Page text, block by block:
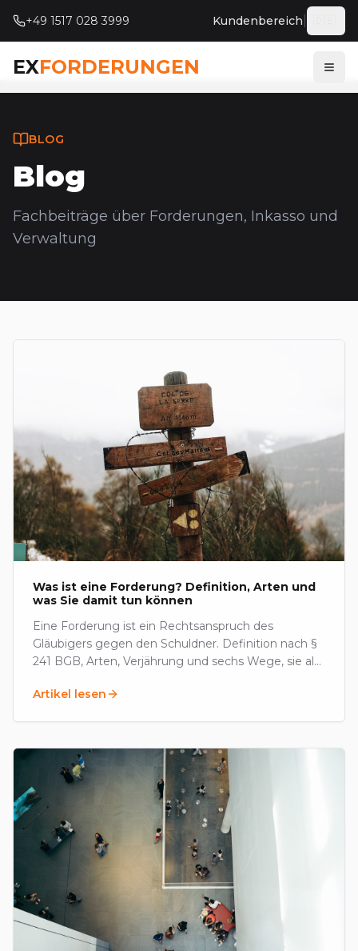
+49 1517 028 3999 Kundenbereich
EXFORDERUNGEN
BLOG
Blog
Fachbeiträge über Forderungen, Inkasso und
Verwaltung
Was ist eine Forderung? Definition, Arten und
was Sie damit tun können
Eine Forderung ist ein Rechtsanspruch des
Gläubigers gegen den Schuldner. Definition nach §
241 BGB, Arten, Verjährung und sechs Wege, sie als
Artikel lesen